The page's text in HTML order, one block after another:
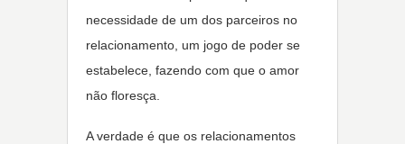
necessidade de um dos parceiros no
relacionamento, um jogo de poder se
estabelece, fazendo com que o amor
não floresça.
A verdade é que os relacionamentos